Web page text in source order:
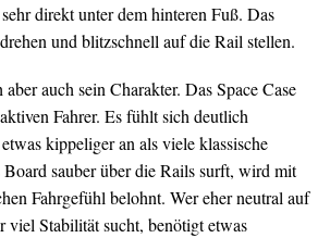
direkt unter dem hinteren Fuß. Das
und blitzschnell auf die Rail stellen.
auch sein Charakter. Das Space Case
Fahrer. Es fühlt sich deutlich
kippeliger an als viele klassische
sauber über die Rails surft, wird mit
Fahrgefühl belohnt. Wer eher neutral auf
viel Stabilität sucht, benötigt etwas